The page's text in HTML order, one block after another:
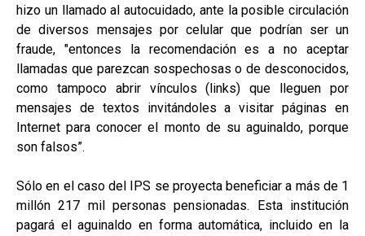
hizo un llamado al autocuidado, ante la posible circulación
de diversos mensajes por celular que podrían ser un
fraude, "entonces la recomendación es a no aceptar
llamadas que parezcan sospechosas o de desconocidos,
como tampoco abrir vínculos (links) que lleguen por
mensajes de textos invitándoles a visitar páginas en
Internet para conocer el monto de su aguinaldo, porque
son falsos”.
Sólo en el caso del IPS se proyecta beneficiar a más de 1
millón 217 mil personas pensionadas. Esta institución
pagará el aguinaldo en forma automática, incluido en la